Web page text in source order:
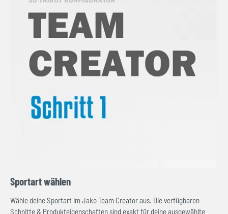
Sportart wählen
Wähle deine Sportart im Jako Team Creator aus. Die verfügbaren
Schnitte & Produkteigenschaften sind exakt für deine ausgewählte